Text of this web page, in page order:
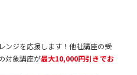
ンジを応援します！他社講座の受
対象講座が最大10,000円引きでお